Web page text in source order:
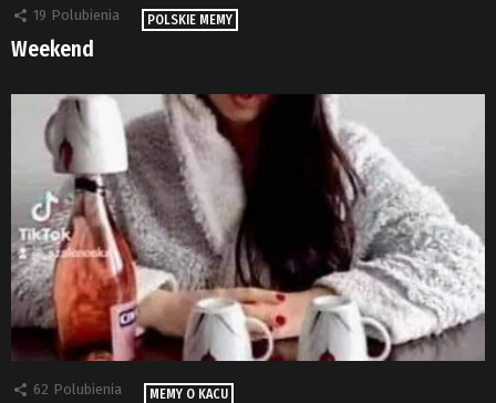
19 Polubienia POLSKIE MEMY
Weekend
62 Polubienia MEMY O KACU